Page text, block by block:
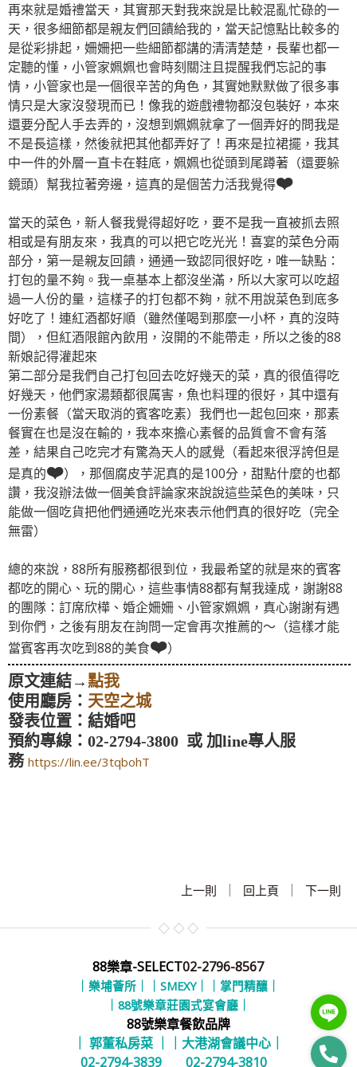
再來就是婚禮當天，其實那天對我來說是比較混亂忙碌的一
天，很多細節都是親友們回饋給我的，當天記憶點比較多的
是從彩排起，姍姍把一些細節都講的清清楚楚，長輩也都一
定聽的懂，小管家姵姵也會時刻關注且提醒我們忘記的事
情，小管家也是一個很辛苦的角色，其實她默默做了很多事
情只是大家沒發現而已！像我的遊戲禮物都沒包裝好，本來
還要分配人手去弄的，沒想到姵姵就拿了一個弄好的問我是
不是長這樣，然後就把其他都弄好了！再來是拉裙擺，我其
中一件的外層一直卡在鞋底，姵姵也從頭到尾蹲著（還要躲
鏡頭）幫我拉著旁邊，這真的是個苦力活我覺得❤️
當天的菜色，新人餐我覺得超好吃，要不是我一直被抓去照
相或是有朋友來，我真的可以把它吃光光！喜宴的菜色分兩
部分，第一是親友回饋，通通一致認同很好吃，唯一缺點：
打包的量不夠。我一桌基本上都沒坐滿，所以大家可以吃超
過一人份的量，這樣子的打包都不夠，就不用說菜色到底多
好吃了！連紅酒都好順（雖然僅喝到那麼一小杯，真的沒時
間），但紅酒限館內飲用，沒開的不能帶走，所以之後的88
新娘記得灌起來
第二部分是我們自己打包回去吃好幾天的菜，真的很值得吃
好幾天，他們家湯類都很厲害，魚也料理的很好，其中還有
一份素餐（當天取消的賓客吃素）我們也一起包回來，那素
餐實在也是沒在輸的，我本來擔心素餐的品質會不會有落
差，結果自己吃完才有驚為天人的感覺（看起來很浮誇但是
是真的❤️），那個腐皮芋泥真的是100分，甜點什麼的也都
讚，我沒辦法做一個美食評論家來說說這些菜色的美味，只
能做一個吃貨把他們通通吃光來表示他們真的很好吃（完全
無雷）
總的來說，88所有服務都很到位，我最希望的就是來的賓客
都吃的開心、玩的開心，這些事情88都有幫我達成，謝謝88
的團隊：訂席欣樺、婚企姍姍、小管家姵姵，真心謝謝有遇
到你們，之後有朋友在詢問一定會再次推薦的～（這樣才能
當賓客再次吃到88的美食❤️）
原文連結→ 點我
使用廳房： 天空之城
發表位置：結婚吧
預約專線：02-2794-3800 或 加line專人服
務 https://lin.ee/3tqbohT
上一則 | 回上頁 | 下一則
88樂章-SELECT02-2796-8567
｜樂埔薈所｜ ｜SMEXY｜
｜掌門精釀｜
｜88號樂章莊園式宴會廳｜
88號樂章餐飲品牌
｜ 郭董私房菜 ｜
02-2794-3839
｜大港湖會議中心｜
02-2794-3810